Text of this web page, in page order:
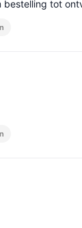
bestelling tot